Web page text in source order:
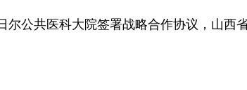
公共医科大院签署战略合作协议，山西